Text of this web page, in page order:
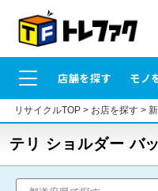
店舗を探す モノ
リサイクルTOP> お店を探す>
テリ ショルダー バ